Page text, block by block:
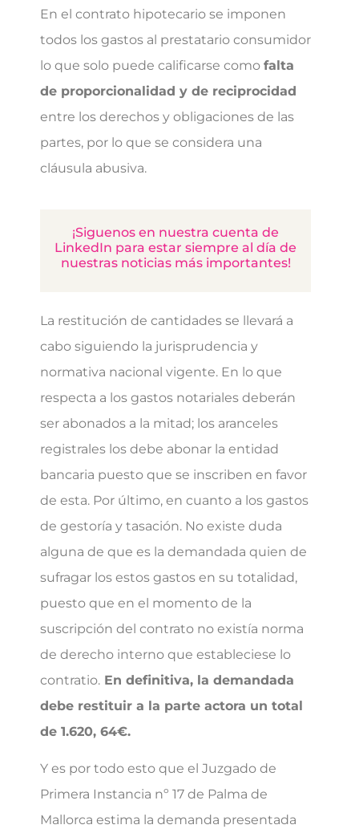
En el contrato hipotecario se imponen
todos los gastos al prestatario consumidor
lo que solo puede calificarse como falta
de proporcionalidad y de reciprocidad
entre los derechos y obligaciones de las
partes, por lo que se considera una
cláusula abusiva.
¡Siguenos en nuestra cuenta de
LinkedIn para estar siempre al día de
nuestras noticias más importantes!
La restitución de cantidades se llevará a
cabo siguiendo la jurisprudencia y
normativa nacional vigente. En lo que
respecta a los gastos notariales deberán
ser abonados a la mitad; los aranceles
registrales los debe abonar la entidad
bancaria puesto que se inscriben en favor
de esta. Por último, en cuanto a los gastos
de gestoría y tasación. No existe duda
alguna de que es la demandada quien de
sufragar los estos gastos en su totalidad,
puesto que en el momento de la
suscripción del contrato no existía norma
de derecho interno que estableciese lo
contratio. En definitiva, la demandada
debe restituir a la parte actora un total
de 1.620, 64€.
Y es por todo esto que el Juzgado de
Primera Instancia nº 17 de Palma de
Mallorca estima la demanda presentada